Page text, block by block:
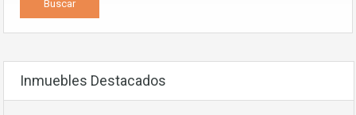
Inmuebles Destacados